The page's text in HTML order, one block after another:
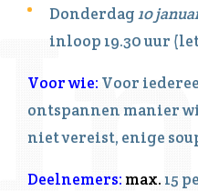
Donderdag10
inloop 19.30 uur
Voor wie: Voor
ontspannen manier
niet vereist, enige
Deelnemers:max.15